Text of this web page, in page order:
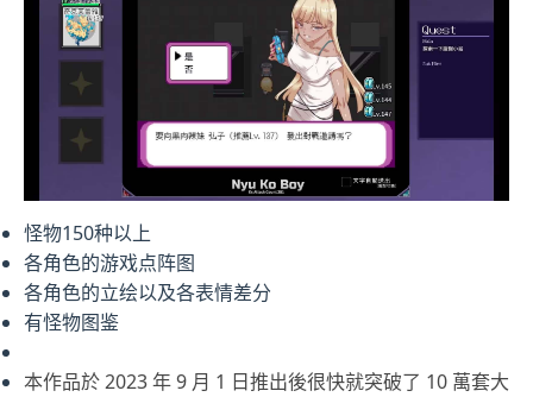
怪物150种以上
各角色的游戏点阵图
各角色的立绘以及各表情差分
有怪物图鉴
本作品於 2023 年 9 月 1 日推出後很快就突破了 10 萬套大